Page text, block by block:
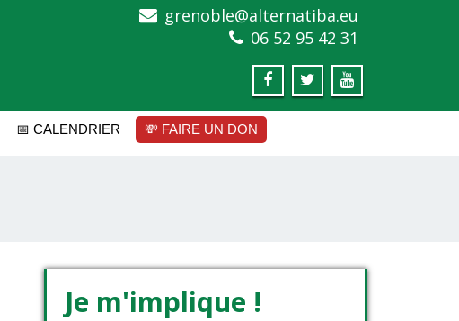
grenoble@alternatiba.eu
06 52 95 42 31
📅 CALENDRIER 💸 FAIRE UN DON
Je m'implique !